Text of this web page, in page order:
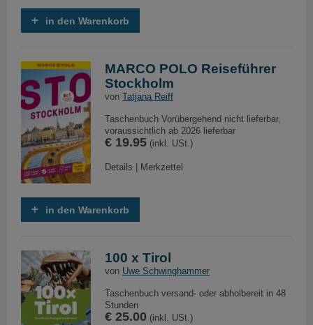
in den Warenkorb
MARCO POLO Reiseführer
Stockholm
von Tatjana Reiff
Taschenbuch Vorübergehend nicht lieferbar,
voraussichtlich ab 2026 lieferbar
€ 19.95 (inkl. USt.)
Details Merkzettel
in den Warenkorb
100 x Tirol
von Uwe Schwinghammer
Taschenbuch versand- oder abholbereit in 48
Stunden
€ 25.00 (inkl. USt.)